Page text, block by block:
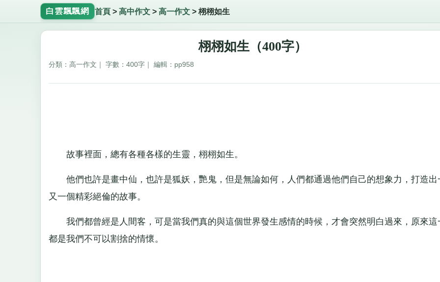
白雲飄飄網 首頁> 高中作文> 高一作文> 栩栩如生
栩栩如生（400字）
分類：高一作文｜ 字數：400字｜ 編輯：pp958
故事裡面，總有各種各樣的生靈，栩栩如生。
他們也許是畫中仙，也許是狐妖，艷鬼，但是無論如何，人們都通過他們自己的想象力，打造出
又一個精彩絕倫的故事。
我們都曾經是人間客，可是當我們真的與這個世界發生感情的時候，才會突然明白過來，原來這
都是我們不可以割捨的情懷。